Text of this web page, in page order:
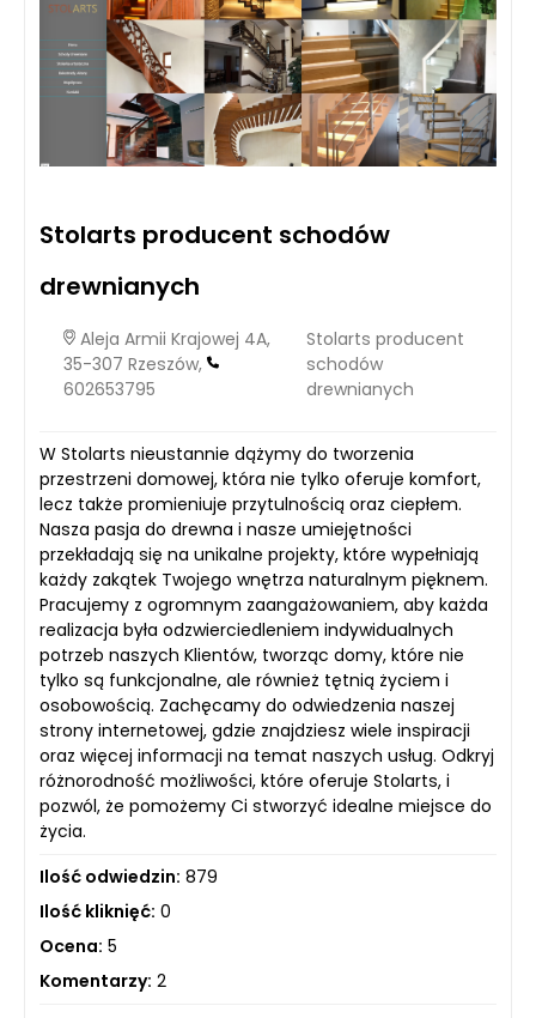
Stolarts producent schodów
drewnianych
Aleja Armii Krajowej 4A,
35-307 Rzeszów,
602653795
Stolarts producent
schodów
drewnianych
W Stolarts nieustannie dążymy do tworzenia
przestrzeni domowej, która nie tylko oferuje komfort,
lecz także promieniuje przytulnością oraz ciepłem.
Nasza pasja do drewna i nasze umiejętności
przekładają się na unikalne projekty, które wypełniają
każdy zakątek Twojego wnętrza naturalnym pięknem.
Pracujemy z ogromnym zaangażowaniem, aby każda
realizacja była odzwierciedleniem indywidualnych
potrzeb naszych Klientów, tworząc domy, które nie
tylko są funkcjonalne, ale również tętnią życiem i
osobowością. Zachęcamy do odwiedzenia naszej
strony internetowej, gdzie znajdziesz wiele inspiracji
oraz więcej informacji na temat naszych usług. Odkryj
różnorodność możliwości, które oferuje Stolarts, i
pozwól, że pomożemy Ci stworzyć idealne miejsce do
życia.
Ilość odwiedzin: 879
Ilość kliknięć: 0
Ocena: 5
Komentarzy: 2